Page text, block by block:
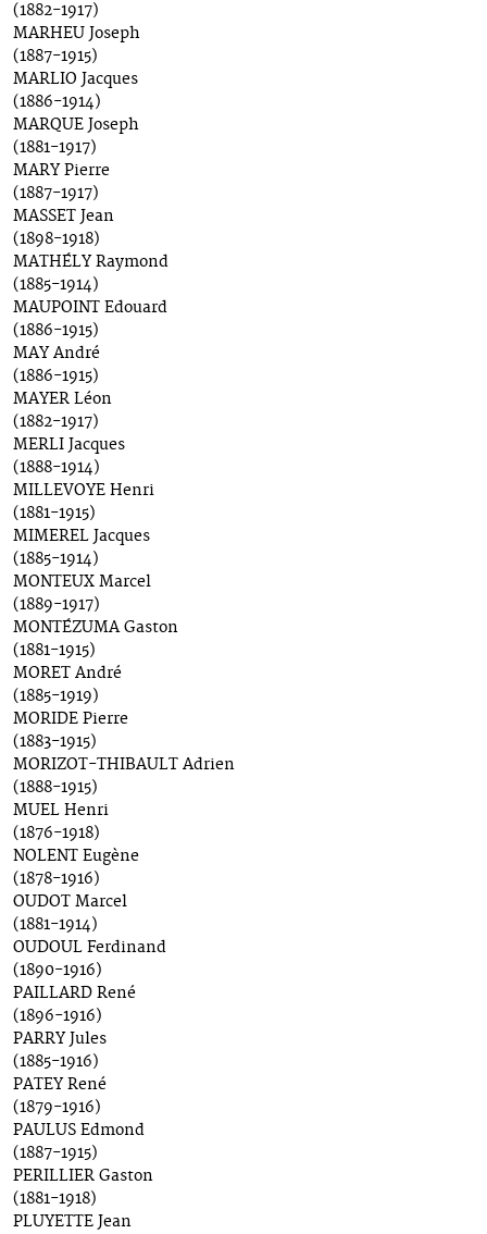
(1882-1917)
MARHEU Joseph
(1887-1915)
MARLIO Jacques
(1886-1914)
MARQUE Joseph
(1881-1917)
MARY Pierre
(1887-1917)
MASSET Jean
(1898-1918)
MATHÉLY Raymond
(1885-1914)
MAUPOINT Edouard
(1886-1915)
MAY André
(1886-1915)
MAYER Léon
(1882-1917)
MERLI Jacques
(1888-1914)
MILLEVOYE Henri
(1881-1915)
MIMEREL Jacques
(1885-1914)
MONTEUX Marcel
(1889-1917)
MONTÉZUMA Gaston
(1881-1915)
MORET André
(1885-1919)
MORIDE Pierre
(1883-1915)
MORIZOT-THIBAULT Adrien
(1888-1915)
MUEL Henri
(1876-1918)
NOLENT Eugène
(1878-1916)
OUDOT Marcel
(1881-1914)
OUDOUL Ferdinand
(1890-1916)
PAILLARD René
(1896-1916)
PARRY Jules
(1885-1916)
PATEY René
(1879-1916)
PAULUS Edmond
(1887-1915)
PERILLIER Gaston
(1881-1918)
PLUYETTE Jean